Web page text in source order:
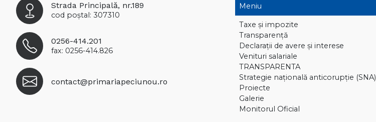
Strada Principală, nr.189
cod poștal: 307310
0256-414.201
fax: 0256-414.826
contact@primariapeciunou.ro
Meniu
Taxe și impozite
Transparență
Declaraţii de avere și interese
Venituri salariale
TRANSPARENTA
Strategie națională anticorupție (SNA)
Proiecte
Galerie
Monitorul Oficial